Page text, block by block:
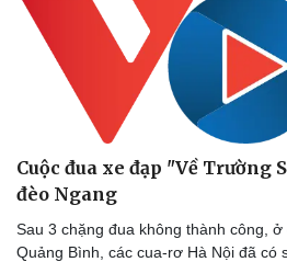
Cuộc đua xe đạp "Về Trường
đèo Ngang
Sau 3 chặng đua không thành công,
Quảng Bình, các cua-rơ Hà Nội đã có